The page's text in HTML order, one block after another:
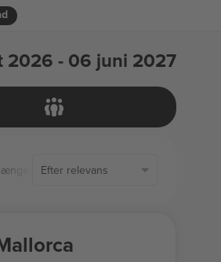
2026 - 06 juni 2027
Billetter
Efter relevans